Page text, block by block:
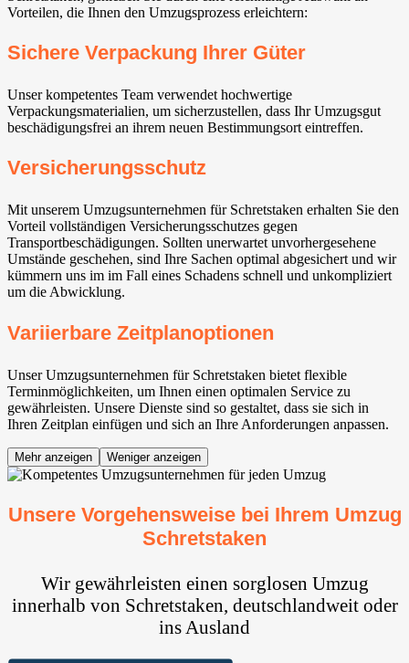
Vorteilen, die Ihnen den Umzugsprozess erleichtern:
Sichere Verpackung Ihrer Güter
Unser kompetentes Team verwendet hochwertige
Verpackungsmaterialien, um sicherzustellen, dass Ihr Umzugsgut
beschädigungsfrei an ihrem neuen Bestimmungsort eintreffen.
Versicherungsschutz
Mit unserem Umzugsunternehmen für Schretstaken erhalten Sie den
Vorteil vollständigen Versicherungsschutzes gegen
Transportbeschädigungen. Sollten unerwartet unvorhergesehene
Umstände geschehen, sind Ihre Sachen optimal abgesichert und wir
kümmern uns im im Fall eines Schadens schnell und unkompliziert
um die Abwicklung.
Variierbare Zeitplanoptionen
Unser Umzugsunternehmen für Schretstaken bietet flexible
Terminmöglichkeiten, um Ihnen einen optimalen Service zu
gewährleisten. Unsere Dienste sind so gestaltet, dass sie sich in
Ihren Zeitplan einfügen und sich an Ihre Anforderungen anpassen.
Mehr anzeigen Weniger anzeigen
Unsere Vorgehensweise bei Ihrem Umzug
Schretstaken
Wir gewährleisten einen sorglosen Umzug
innerhalb von Schretstaken, deutschlandweit oder
ins Ausland